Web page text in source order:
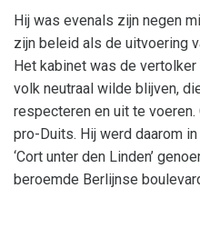
Hij was evenals zijn negen
zijn beleid als de uitvoering
Het kabinet was de
volk neutraal wilde blijven,
respecteren en uit te
pro-Duits. Hij werd daarom
‘Cort unter den Linden’
beroemde Berlijnse